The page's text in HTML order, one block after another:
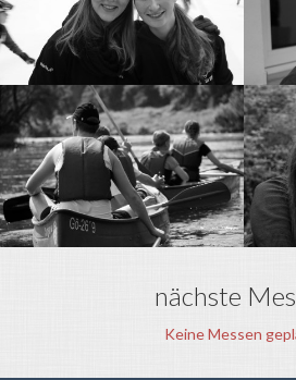
nächste
Keine Messen